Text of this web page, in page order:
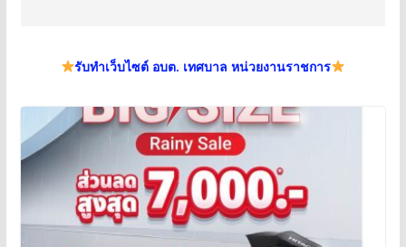
รับทำเว็บไซต์ อบต. เทศบาล หน่วยงานราชการ